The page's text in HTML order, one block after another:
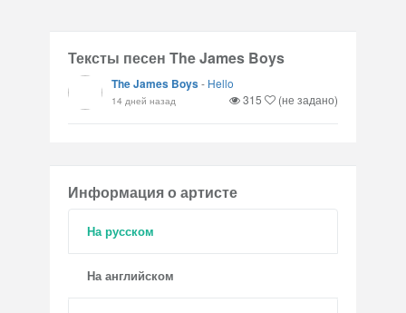
Тексты песен The James Boys
The James Boys- Hello
14 дней назад 315 (не задано)
Информация о артисте
На русском
На английском